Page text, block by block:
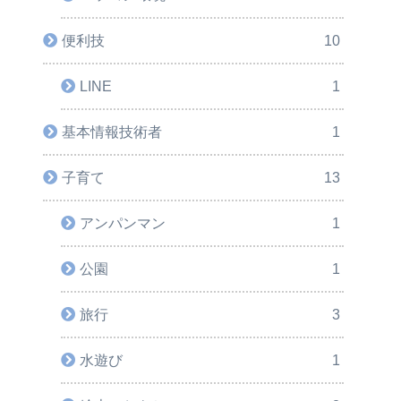
便利技 10
LINE 1
基本情報技術者 1
子育て 13
アンパンマン 1
公園 1
旅行 3
水遊び 1